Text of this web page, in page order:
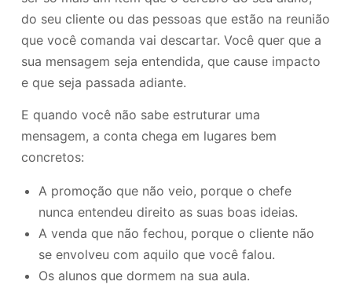
do seu cliente ou das pessoas que estão na reunião
que você comanda vai descartar. Você quer que a
sua mensagem seja entendida, que cause impacto
e que seja passada adiante.
E quando você não sabe estruturar uma
mensagem, a conta chega em lugares bem
concretos:
A promoção que não veio, porque o chefe
nunca entendeu direito as suas boas ideias.
A venda que não fechou, porque o cliente não
se envolveu com aquilo que você falou.
Os alunos que dormem na sua aula.